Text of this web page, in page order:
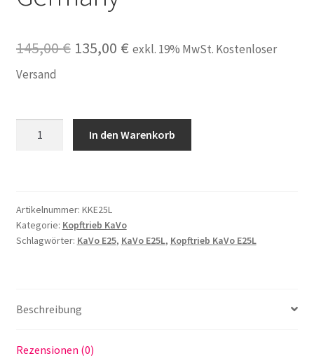
145,00€ Ursprünglicher
145,00 €
135,00 €Aktueller
135,00 €.
exkl. 19% MwSt. Kostenloser
Versand
Lux
E25L,
made
Menge
In den Warenkorb
Artikelnummer: KKE25L
Kategorie: Kopftrieb KaVo
Schlagwörter: KaVo E25, KaVo E25L, Kopftrieb KaVo E25L
Beschreibung
Rezensionen (0)